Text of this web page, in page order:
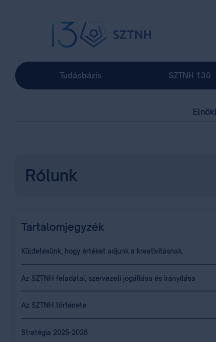
Tudásbázis SZTNH 130
Rólunk
Tartalomjegyzék
Küldetésünk, hogy értéket adjunk a kreativitásnak.
Az SZTNH feladatai, szervezeti jogállása és irányítása
Az SZTNH története
Stratégia 2025-2028